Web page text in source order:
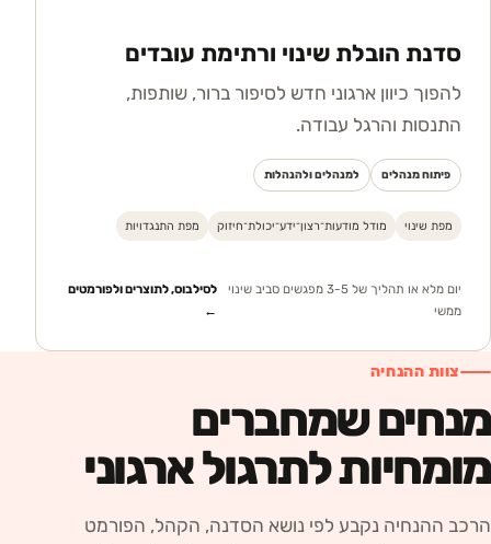
סדנת הובלת שינוי ורתימת עובדים
להפוך כיוון ארגוני חדש לסיפור ברור, שותפות,
התנסות והרגל עבודה.
פיתוח מנהלים למנהלים ולהנהלות
מפת שינוי מודל מודעות־רצון־ידע־יכולת־חיזוק מפת התנגדויות
יום מלא או תהליך של 3-5 מפגשים סביב שינוי
ממשי
לסילבוס, לתוצרים ולפורמטים
←
צוות ההנחיה
מנחים שמחברים
מומחיות לתרגול ארגוני
הרכב ההנחיה נקבע לפי נושא הסדנה, הקהל, הפורמט